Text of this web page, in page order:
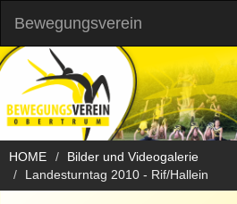
Bewegungsverein
HOME
Bilder und Videogalerie
Landesturntag 2010 - Rif/Hallein